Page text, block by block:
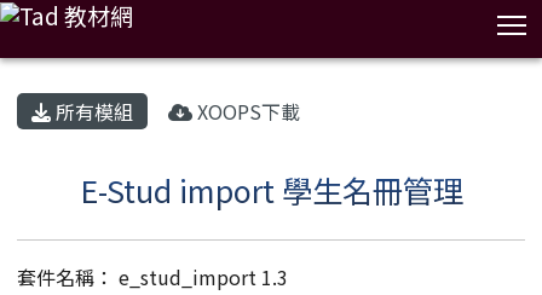
所有模組 XOOPS下載
E-Stud import 學生名冊管理
套件名稱： e_stud_import 1.3